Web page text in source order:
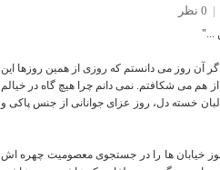
| 0 نظر
..."
آن روز می دانستم که روزی از همین روزها این
هم می شکافتم. نمی دانم چرا هیچ گاه در خیالم
خسته دل، روز عزای جوانانی از جنس پاکی و
خیابان ها را در جستجوی معصومیت چهره اش